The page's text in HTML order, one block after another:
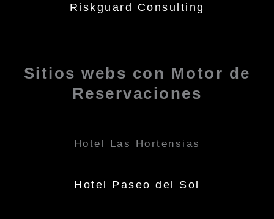
Riskguard Consulting
Sitios webs con Motor de
Reservaciones
Hotel Las Hortensias
Hotel Paseo del Sol